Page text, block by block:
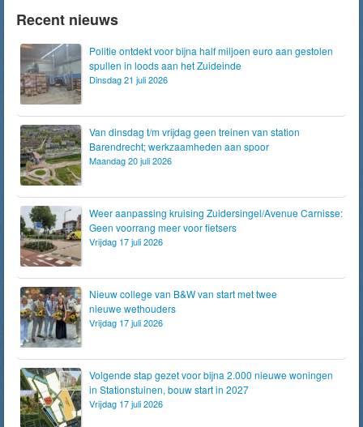
Recent nieuws
Politie ontdekt voor bijna half miljoen euro aan gestolen
spullen in loods aan het Zuideinde
Dinsdag 21 juli 2026
Van dinsdag t/m vrijdag geen treinen van station
Barendrecht; werkzaamheden aan spoor
Maandag 20 juli 2026
Weer aanpassing kruising Zuidersingel/Avenue Carnisse:
Geen voorrang meer voor fietsers
Vrijdag 17 juli 2026
Nieuw college van B&W van start met twee
nieuwe wethouders
Vrijdag 17 juli 2026
Volgende stap gezet voor bijna 2.000 nieuwe woningen
in Stationstuinen, bouw start in 2027
Vrijdag 17 juli 2026